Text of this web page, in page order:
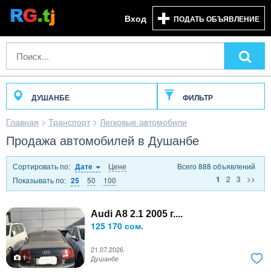
Вход ПОДАТЬ ОБЪЯВЛЕНИЕ
ДУШАНБЕ ФИЛЬТР
Главная > Транспорт > Легковые автомобили
Продажа автомобилей в Душанбе
Сортировать по: Дате
Цене
Показывать по: 25 50 100
Всего 888 объявлений
1
2 3 >>
Audi A8 2.1 2005 г....
125 170 сом.
21.07.2026
1
Душанбе